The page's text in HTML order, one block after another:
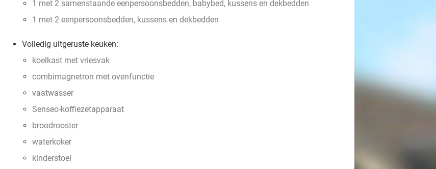
1 met 2 samenstaande eenpersoonsbedden, babybed, kussens en dekbedden
1 met 2 eenpersoonsbedden, kussens en dekbedden
Volledig uitgeruste keuken:
koelkast met vriesvak
combimagnetron met ovenfunctie
vaatwasser
Senseo-koffiezetapparaat
broodrooster
waterkoker
kinderstoel